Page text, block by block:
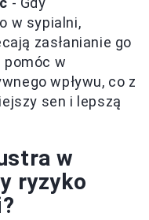
w sypialni,
zasłanianie go
pomóc w
wpływu, co z
sen i lepszą
w
ryzyko